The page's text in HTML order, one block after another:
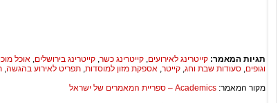
תגיות המאמר: קייטרינג לאירועים, קייטרינג כשר, קייטרינג בירושלים, אוכל
וגופים, סעודות שבת וחג, קייטר, אספקת מזון למוסדות, תפריט לאירוע בהגשה,
מקור המאמר: Academics – ספריית המאמרים של ישראל